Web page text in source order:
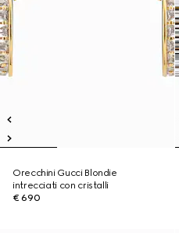
Orecchini Gucci Blondie
intrecciati con cristalli
€ 690